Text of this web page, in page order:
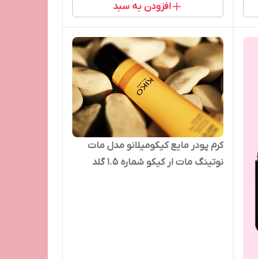
افزودن به سبد
کرم پودر مایع کیکومیلانو مدل مات
نوتینگ مات ار کیکو شماره 1.5 گلد